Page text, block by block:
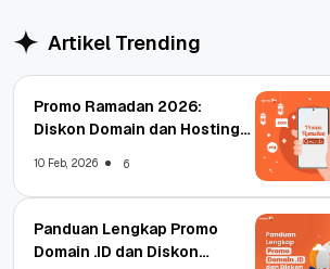
Artikel Trending
Promo Ramadan 2026:
Diskon Domain dan Hosting
10 Feb, 2026 6
Panduan Lengkap Promo
Domain .ID dan Diskon